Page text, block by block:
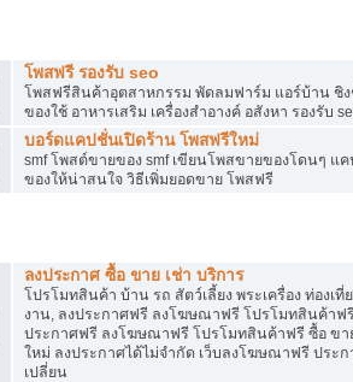
โพสฟรี รองรับ seo
โพสฟรีสินค้าอุตสาหกรรม พัดลมฟาร์ม แอร์บ้าน ชิง
ของใช้ อาหารเสริม เครื่องสำอางค์ อสังหา รองรับ
บอร์ดแคปชั่นเปิดร้าน โพสฟรีใหม่
smf โพสต์ขายของ smf เขียนโพสขายของโดนๆ แ
ของให้น่าสนใจ วิธีเพิ่มยอดขาย โพสฟรี
ลงประกาศ ซื้อ ขาย เช่า บริการ
โปรโมทสินค้า บ้าน รถ สัตว์เลี้ยง พระเครื่อง ท่องเที่
งาน, ลงประกาศฟรี ลงโฆษณาฟรี โปรโมทสินค้าฟ
ประกาศฟรี ลงโฆษณาฟรี โปรโมทสินค้าฟรี ซื้อ ขา
ใหม่ ลงประกาศได้ไม่จำกัด เว็บลงโฆษณาฟรี ประ
เปลี่ยน